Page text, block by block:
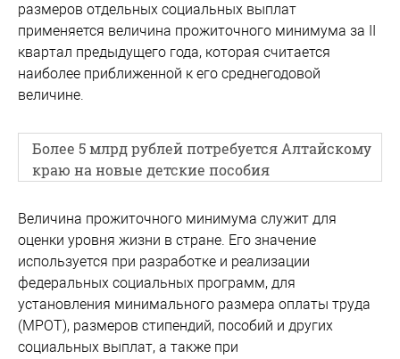
размеров отдельных социальных выплат
применяется величина прожиточного минимума за II
квартал предыдущего года, которая считается
наиболее приближенной к его среднегодовой
величине.
Более 5 млрд рублей потребуется Алтайскому
краю на новые детские пособия
Величина прожиточного минимума служит для
оценки уровня жизни в стране. Его значение
используется при разработке и реализации
федеральных социальных программ, для
установления минимального размера оплаты труда
(МРОТ), размеров стипендий, пособий и других
социальных выплат, а также при